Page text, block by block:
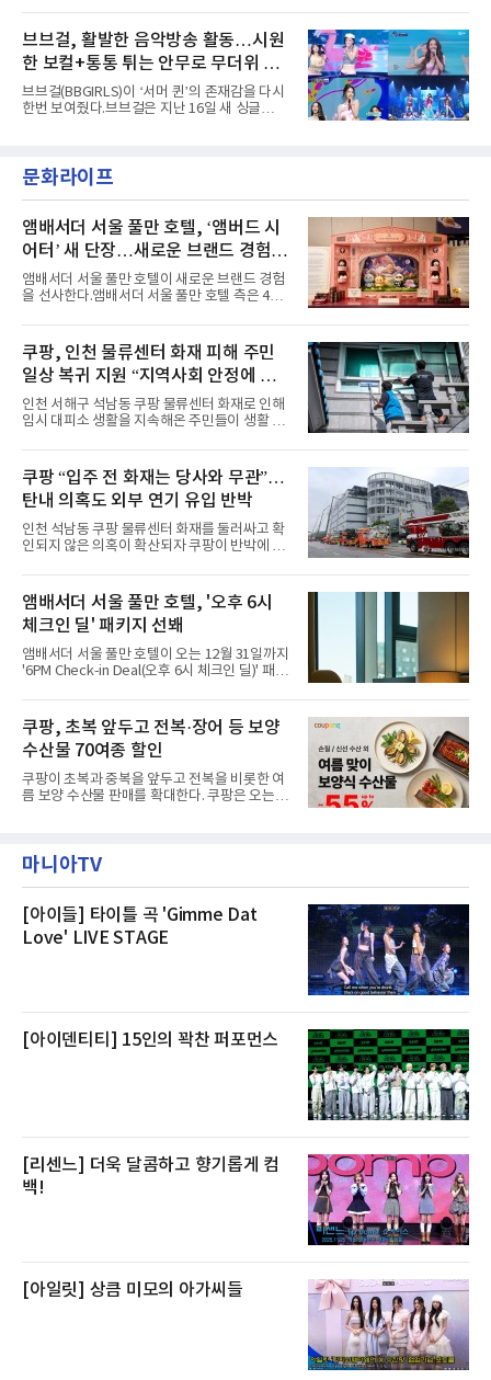
엣을 거침없이 결합했다. 멤버들은 각기 다른 개
성을 살린 스타일링을 선
벌 오디오·음원 스트리밍 플랫폼 스포티파이에
서 27일 자로 누적 재생 수 2억 회를 돌파했
다”고 밝혔다.곡이 발표된 지 약 10개월 만이다.
팀의 첫 번째 2억 스트리밍 곡은 동일 음반에 수
록된 ‘GO!’다. 이 노래는 공개 약 9개월 만인 지
난달 26일 자에 2억 고지를 밟았다. 이는 최근 5
년 내 데뷔한 보이그룹의 곡 중 최단기 2억 달성
했다. “내 티, 5 bucks 바지는, 만원” 등 멤버들
의 라이프 스타일
브브걸, 활발한 음악방송 활동…시원
한 보컬+통통 튀는 안무로 무더위 사
냥
브브걸(BBGIRLS)이 ‘서머 퀸’의 존재감을 다시
한번 보여줬다.브브걸은 지난 16일 새 싱글
MBC '쇼! 음악중심', SBS '인기가요' 등 주요 음
악방송 무대에 올라 화려한 퍼포먼스를 펼쳤다.
력을 앞세워 매 무대 색다른 볼거리를 선사했다.
특히 화사한 파스텔 톤의 비치웨어부터 청량한
마린룩, 햇살 아래 반짝이는 물결을 연상시키는
스커트, 강렬한 붉은 계열의 스타일링까지 각기
다른 매력을 선보였다. 브브걸은 다채로운 여름
패션을 완벽하게 소화하며 보
문화라이프
앰배서더 서울 풀만 호텔, ‘앰버드 시
어터’ 새 단장…새로운 브랜드 경험 선
사
앰배서더 서울 풀만 호텔이 새로운 브랜드 경험
을 선사한다.앰배서더 서울 풀만 호텔 측은 4일
이야기를 담은 인형 극장 콘셉트의 공간 ‘앰버드
시어터(Ambird Theater)’를 새롭게 선보인
다”고 밝혔다.앰배서더 서울 풀만 호텔은 로비
한편에 마련된 앰버드 존을 통해 앰버드의 세계
관을 소개해왔다. 앰버드 존은 앰버드가 우주여
행 중 수집한 다양한 굿즈를 전시한 '앰버드 플래
닛(Ambird Planet)과 계절별 플라워 연출로 사
라 극장을 모티브로 한 데코레이션으로 구성됐
다. 무대 공간 및 티켓 박스
쿠팡, 인천 물류센터 화재 피해 주민
일상 복귀 지원 “지역사회 안정에 총
력”
인천 서해구 석남동 쿠팡 물류센터 화재로 인해
임시 대피소 생활을 지속해온 주민들이 생활 터
필먼트서비스(CFS)가 지난 28일부터 화재 피해
주민을 대상으로 전문 출장 청소서비스 지원에
나섬으로써 본격적인 지역사회 복구 작업이 시
작된 것이다.대피소 주민 중심 청소 접수, 첫날
부터 2가구 지원 완료CFS는 신현초등학교, 신
현북초등학교, 신현여자중학교 등 인천 서해구
관내 임시 대피소 3곳에서 체류해온 화재 피해
민들의 호응 속에 CFS는 즉시 행동에 나섰다. 지
난 28일 오후 전문 청소업체와
쿠팡 “입주 전 화재는 당사와 무관”…
탄내 의혹도 외부 연기 유입 반박
인천 석남동 쿠팡 물류센터 화재를 둘러싸고 확
인되지 않은 의혹이 확산되자 쿠팡이 반박에 나
에 대해서는 외부 화재 연기 유입이라고 설명했
고, 2023년 같은 물류센터에서 발생한 화재에
대해서도 쿠팡 입주 전 공사 과정에서 벌어진 일
이라며 선을 그었다.쿠팡은 21일 인천 물류센터
내부에서 불이 타는 냄새가 났다는 의혹과 관련
해 “사실무근”이라는 입장을 밝혔다.회사 측은
“인근에서 지난 15일 다른 회사에서 발생한 대
것으로 확인됐다”고 설명했다.이어 “정확한 화
재 원인은 추후 조사될
앰배서더 서울 풀만 호텔, '오후 6시
체크인 딜' 패키지 선봬
앰배서더 서울 풀만 호텔이 오는 12월 31일까지
'6PM Check-in Deal(오후 6시 체크인 딜)' 패키
으로 여유로운 저녁 시간부터 호텔 스테이를 시
작할 수 있도록 준비됐다.앰배서더 서울 풀만 호
텔 측은 “퇴근 후 또는 주말 도심 속에서 짧지만
온전한 휴식을 원하는 고객들에게 특별한 경험
을 제공한다”고 밝혔다.패키지는 디럭스와 이그
제큐티브 두 가지 타입으로 구성된다. 디럭스 패
키지는 객실 1박(룸 온리)으로 심플한 호캉스를
스 센터 사우나 2인 이용 혜택이 포함된다.특히
클럽 앰배서더 라운지
쿠팡, 초복 앞두고 전복·장어 등 보양
수산물 70여종 할인
쿠팡이 초복과 중복을 앞두고 전복을 비롯한 여
름 보양 수산물 판매를 확대한다. 쿠팡은 오는
우 등이 포함됐다. 쿠팡은 올해 큰 크기의 전복
생산량이 늘어난 점을 반영해 주요 산지 상품을
전복은 산지에서 채취한 뒤 전국으로 직송되는
방식으로 운영된다. 신선도가 중요한 상품인 만
큼 이르면 다음 날 오전 배송이 가능하도록 물류
마니아TV
[아이들] 타이틀 곡 'Gimme Dat
Love' LIVE STAGE
[아이덴티티] 15인의 꽉찬 퍼포먼스
[리센느] 더욱 달콤하고 향기롭게 컴
백!
[아일릿] 상큼 미모의 아가씨들